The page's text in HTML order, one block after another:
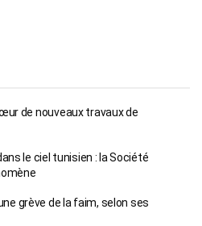
de nouveaux travaux de
le ciel tunisien : la Société
grève de la faim, selon ses